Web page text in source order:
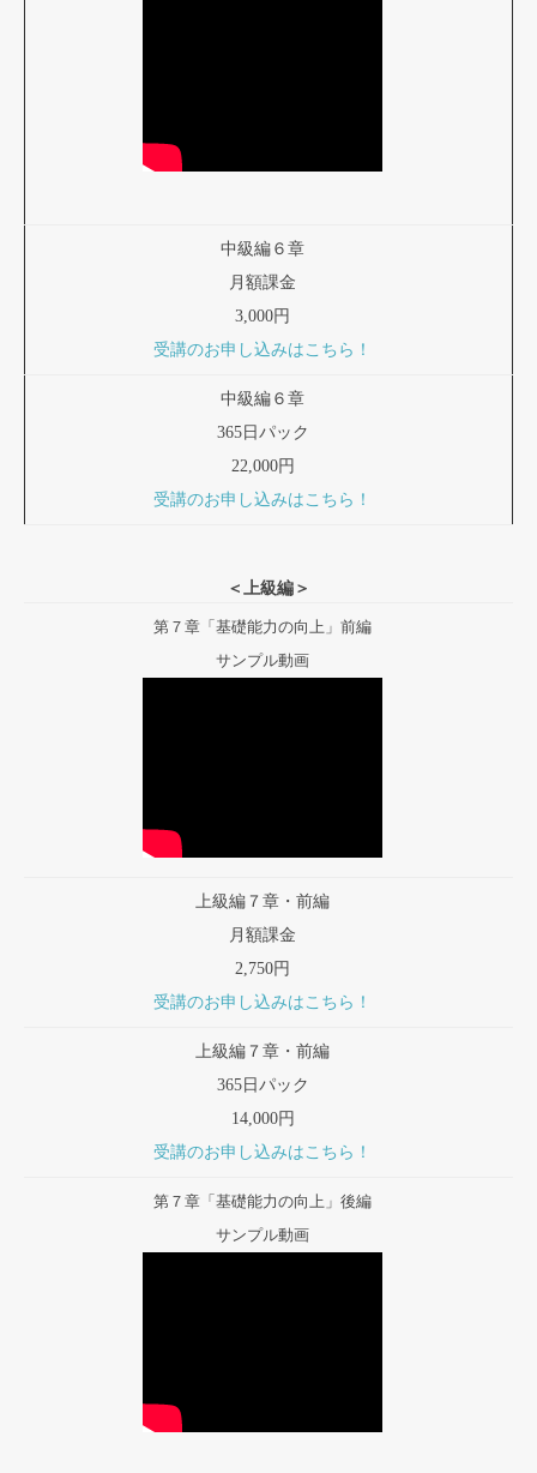
中級編６章
月額課金
3,000円
受講のお申し込みはこちら！
中級編６章
365日パック
22,000円
受講のお申し込みはこちら！
＜上級編＞
第７章「基礎能力の向上」前編
サンプル動画
上級編７章・前編
月額課金
2,750円
受講のお申し込みはこちら！
上級編７章・前編
365日パック
14,000円
受講のお申し込みはこちら！
第７章「基礎能力の向上」後編
サンプル動画